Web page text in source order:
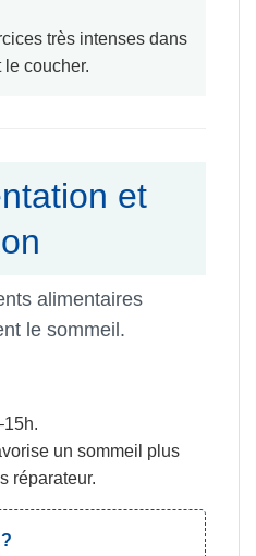
très intenses dans
le coucher.
et
alimentaires
le sommeil.
un sommeil plus
réparateur.